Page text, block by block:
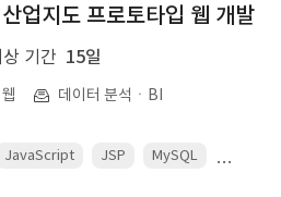
업지도 프로토타입 웹 개발
상 기간 15일
웹 데이터 분석ㆍBI
JavaScript JSP MySQL